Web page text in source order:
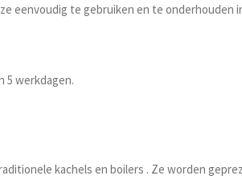
eenvoudig te gebruiken en te onderhouden
5 werkdagen.
kachels en boilers . Ze worden